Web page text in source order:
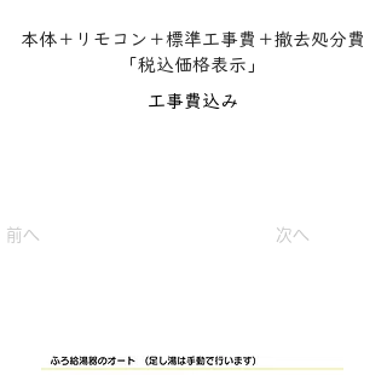
本体＋リモコン＋標準工事費＋撤去処分費
「税込価格表示」
工事費込み
前へ 次へ